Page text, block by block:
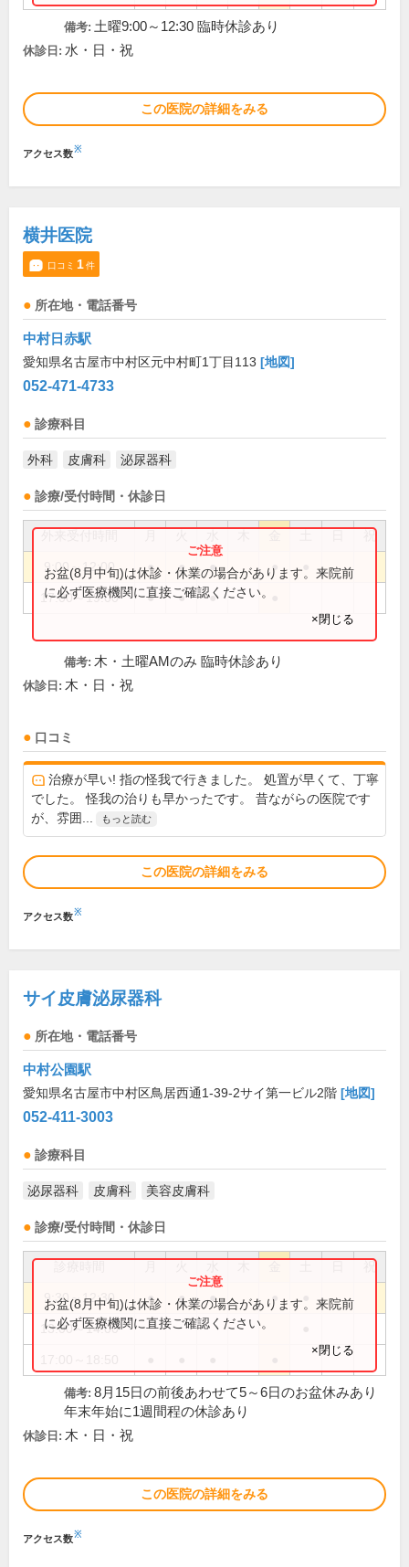
備考: 土曜9:00～12:30 臨時休診あり
休診日: 水・日・祝
この医院の詳細をみる
アクセス数※
横井医院
口コミ 1件
所在地・電話番号
中村日赤駅
愛知県名古屋市中村区元中村町1丁目113 [地図]
052-471-4733
診療科目
外科 皮膚科 泌尿器科
診療/受付時間・休診日
祝
9:00～12:00 ● ● ● ●
17:00～19:00 ● ● ●
お盆(8月中旬)は休診・休業の場合があります。来院前
に必ず医療機関に直接ご確認ください。
×閉じる
備考: 木・土曜AMのみ 臨時休診あり
休診日: 木・日・祝
口コミ
治療が早い! 指の怪我で行きました。 処置が早くて、丁寧
でした。 怪我の治りも早かったです。 昔ながらの医院です
が、雰囲...
もっと読む
この医院の詳細をみる
アクセス数※
サイ皮膚泌尿器科
所在地・電話番号
中村公園駅
愛知県名古屋市中村区鳥居西通1-39-2サイ第一ビル2階 [地図]
052-411-3003
診療科目
泌尿器科 皮膚科 美容皮膚科
診療/受付時間・休診日
祝
9:30～12:30 ● ● ● ●
13:00～14:00
お盆(8月中旬)は休診・休業の場合があります。来院前
に必ず医療機関に直接ご確認ください。
×閉じる
備考: 8月15日の前後あわせて5～6日のお盆休みあり
年末年始に1週間程の休診あり
休診日: 木・日・祝
この医院の詳細をみる
アクセス数※